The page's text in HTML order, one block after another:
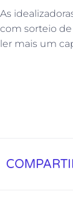
As
com sorteio
ler mais um